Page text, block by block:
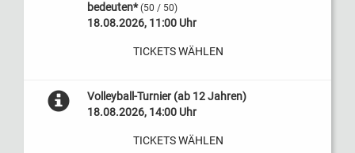
bedeuten* (50 / 50)
18.08.2026, 11:00 Uhr
TICKETS WÄHLEN
Volleyball-Turnier (ab 12 Jahren)
18.08.2026, 14:00 Uhr
TICKETS WÄHLEN